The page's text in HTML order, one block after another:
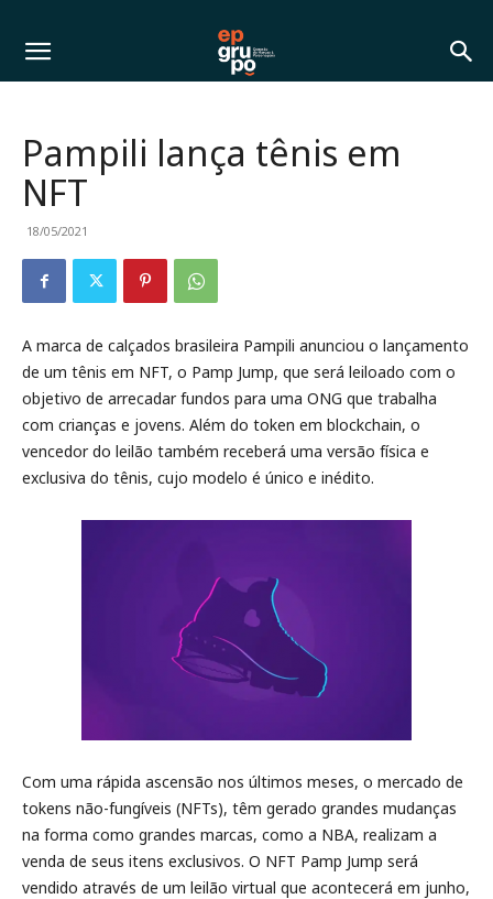
Pampili lança tênis em
NFT
18/05/2021
A marca de calçados brasileira Pampili anunciou o lançamento
de um tênis em NFT, o Pamp Jump, que será leiloado com o
objetivo de arrecadar fundos para uma ONG que trabalha
com crianças e jovens. Além do token em blockchain, o
vencedor do leilão também receberá uma versão física e
exclusiva do tênis, cujo modelo é único e inédito.
Com uma rápida ascensão nos últimos meses, o mercado de
tokens não-fungíveis (NFTs), têm gerado grandes mudanças
na forma como grandes marcas, como a NBA, realizam a
venda de seus itens exclusivos. O NFT Pamp Jump será
vendido através de um leilão virtual que acontecerá em junho,